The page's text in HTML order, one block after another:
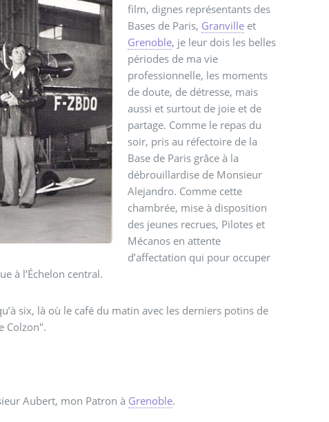
film, dignes représentants des
Bases de Paris, Granville et
Grenoble, je leur dois les belles
périodes de ma vie
professionnelle, les moments
de doute, de détresse, mais
aussi et surtout de joie et de
partage. Comme le repas du
soir, pris au réfectoire de la
Base de Paris grâce à la
débrouillardise de Monsieur
Alejandro. Comme cette
chambrée, mise à disposition
des jeunes recrues, Pilotes et
Mécanos en attente
d’affectation qui pour occuper
à l’Échelon central.
six, là où le café du matin avec les derniers potins de
Colzon".
Aubert, mon Patron à Grenoble.